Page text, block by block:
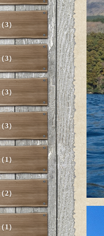
3）
3）
3）
3）
1）
2）
1）